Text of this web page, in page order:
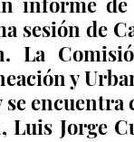
sesión de
La
y
Luis Jorge